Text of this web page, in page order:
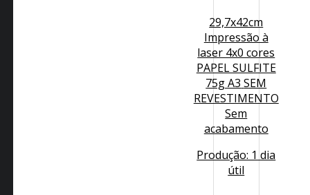
29,7x42cm
Impressão à
laser 4x0 cores
PAPEL SULFITE
75g A3 SEM
REVESTIMENTO
Sem
acabamento
Produção: 1 dia
útil